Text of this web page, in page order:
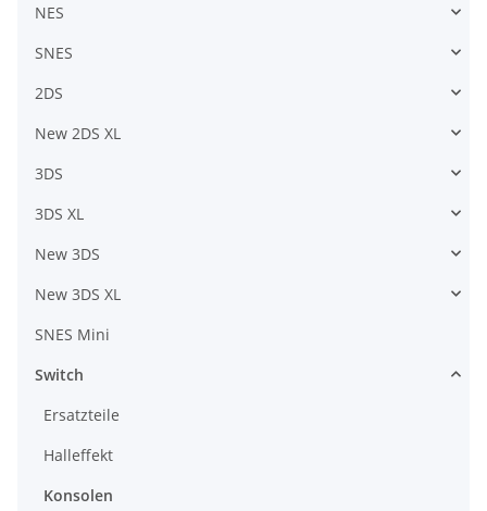
NES
SNES
2DS
New 2DS XL
3DS
3DS XL
New 3DS
New 3DS XL
SNES Mini
Switch
Ersatzteile
Halleffekt
Konsolen